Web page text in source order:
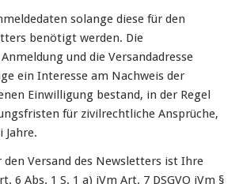
solange diese für den
benötigt werden. Die
und die Versandadresse
ein Interesse am Nachweis der
Einwilligung bestand, in der Regel
für zivilrechtliche Ansprüche,
den Versand des Newsletters ist Ihre
6 Abs. 1 S. 1 a) iVm Art. 7 DSGVO iVm §